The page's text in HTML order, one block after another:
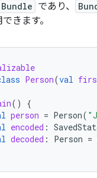
Bundle であり、
きます。
Person(val
()
{
person = Person(
encoded :
decoded : Person =